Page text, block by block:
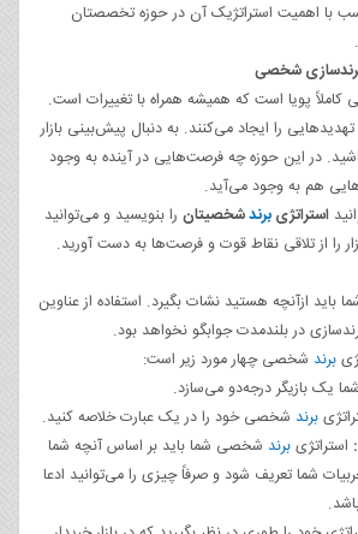
با اهمیت استراتژیک آن در حوزه تخصصتان
شخصی
پویا است که همیشه همراه با تغییرات است.
را ایجاد می‌کنند. به دنبال پیش‌بینی بازار
در این حوزه چه فرصت‌هایی در آینده به وجود
هم به وجود می‌آید.
استراتژیبرندشخصیتان را بنویسید و می‌توانید
را از تلاقی نقاط قوت و فرصت‌ها به دست آورید.
ازآنچه هستید نشات بگیرد. استفاده از عناوین
در بلندمدت جوابگو نخواهد بود.
برند شخصی چهار مورد زیر است:
یک بازیگر درجه‌دو می‌سازد.
برند شخصی خود را در یک عبارت خلاصه کنید.
استراتژیبرند شخصی شما باید بر اساس آنچه شما
شما تعریف شود و صرفاً چیزی را می‌توانید ادعا